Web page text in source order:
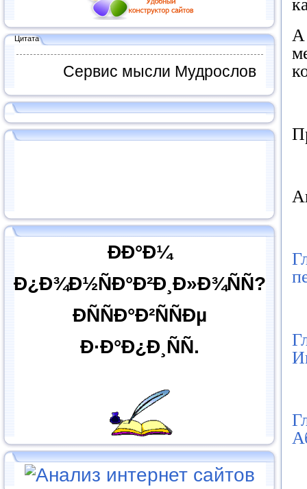
Цитата
Сервис мысли Мудрослов
ÐÐ°Ð¼
Ð¿Ð¾Ð½ÑÐ°Ð²Ð¸Ð»Ð¾ÑÑ?
ÐÑÑÐ°Ð²ÑÑÐµ
Ð·Ð°Ð¿Ð¸ÑÑ.
А